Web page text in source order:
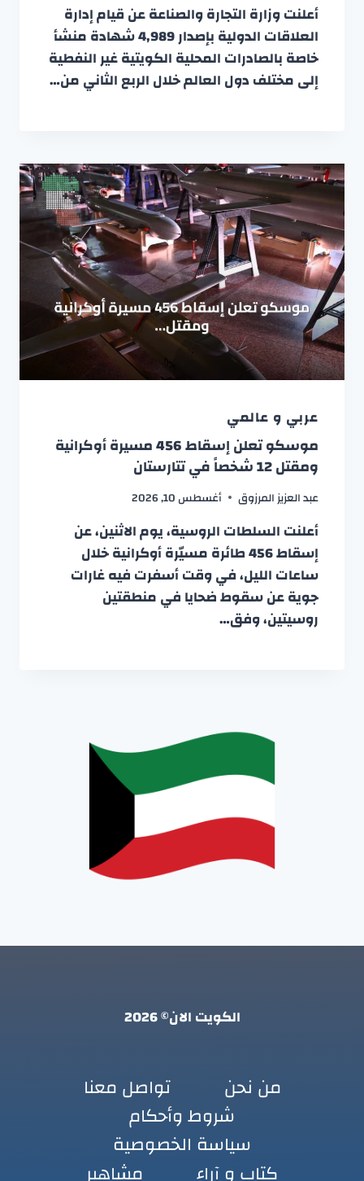
أعلنت وزارة التجارة والصناعة عن قيام إدارة
العلاقات الدولية بإصدار 4,989 شهادة منشأ
خاصة بالصادرات المحلية الكويتية غير النفطية
إلى مختلف دول العالم خلال الربع الثاني من…
عربي و عالمي
موسكو تعلن إسقاط 456 مسيرة أوكرانية
ومقتل 12 شخصاً في تتارستان
عبد العزيز المرزوق أغسطس 10, 2026
أعلنت السلطات الروسية، يوم الاثنين، عن
إسقاط 456 طائرة مسيّرة أوكرانية خلال
ساعات الليل، في وقت أسفرت فيه غارات
جوية عن سقوط ضحايا في منطقتين
روسيتين، وفق…
الكويت الان© 2026
من نحن
تواصل معنا
شروط وأحكام
سياسة الخصوصية
كتاب و آراء
مشاهير